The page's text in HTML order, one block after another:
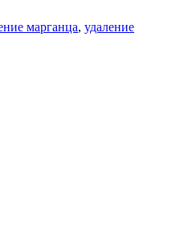
марганца, удаление